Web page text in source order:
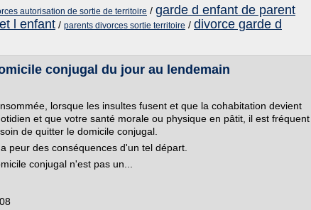
autorisation de sortie de territoire / garde d enfant de parent
l enfant / parents divorces sortie territoire / divorce garde d
conjugal du jour au lendemain
lorsque les insultes fusent et que la cohabitation devient
et que votre santé morale ou physique en pâtit, il est fréquent
de quitter le domicile conjugal.
peur des conséquences d'un tel départ.
conjugal n'est pas un...